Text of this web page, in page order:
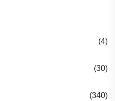
(4)
(30)
(340)